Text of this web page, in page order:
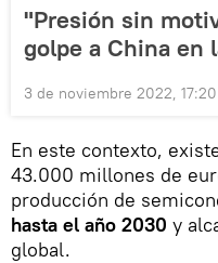
"Presión sin
golpe a China en
3 de noviembre 2022,
En este contexto,
43.000 millones de
producción de
hasta el año 2030 y
global.